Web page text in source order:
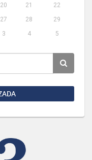
20 21
22
27 28
29
3 4 5